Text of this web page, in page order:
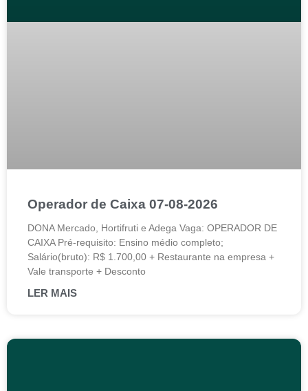
Operador de Caixa 07-08-2026
DONA Mercado, Hortifruti e Adega Vaga: OPERADOR DE
CAIXA Pré-requisito: Ensino médio completo;
Salário(bruto): R$ 1.700,00 + Restaurante na empresa +
Vale transporte + Desconto
LER MAIS